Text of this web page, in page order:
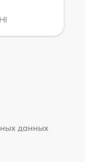
данных